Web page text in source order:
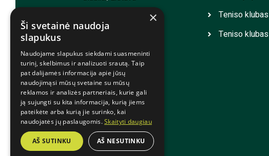
info@siauliaitennis.lt
+370 41 552 957
Teniso
Teniso
© 2025 Šiaulių teniso akademija
×
Ši svetainė naudoja
slapukus
Naudojame slapukus siekdami suasmeninti
turinį, skelbimus ir analizuoti srautą. Taip
pat dalijamės informacija apie jūsų
naudojimąsi mūsų svetaine su mūsų
reklamos ir analizės partneriais, kurie gali
ją sujungti su kita informacija, kurią jiems
pateikėte arba kurią jie surinko, kai
naudojatės jų paslaugomis.Skaityti daugiau
AŠ SUTINKU AŠ NESUTINKU